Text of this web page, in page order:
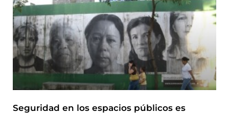
Seguridad en los espacios públicos es